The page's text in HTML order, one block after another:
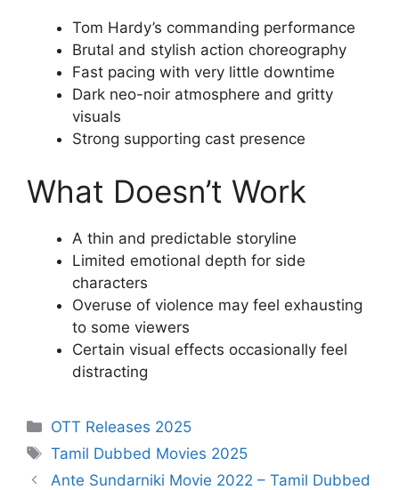
Tom Hardy’s commanding performance
Brutal and stylish action choreography
Fast pacing with very little downtime
Dark neo-noir atmosphere and gritty
visuals
Strong supporting cast presence
What Doesn’t Work
A thin and predictable storyline
Limited emotional depth for side
characters
Overuse of violence may feel exhausting
to some viewers
Certain visual effects occasionally feel
distracting
Categories
OTT Releases 2025
Tags
Tamil Dubbed Movies 2025
Ante Sundarniki Movie 2022 – Tamil Dubbed